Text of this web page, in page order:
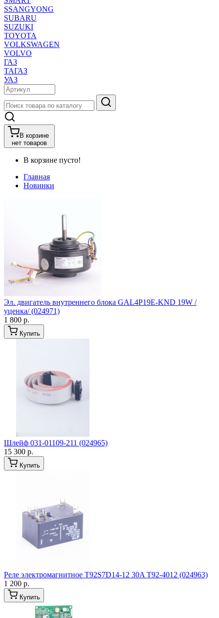
SSANGYONG
SUBARU
SUZUKI
TOYOTA
VOLKSWAGEN
VOLVO
ГАЗ
ТАГАЗ
УАЗ
В корзине
нет товаров
В корзине пусто!
Главная
Новинки
Эл. двигатель внутреннего блока GAL4P19E-KND 19W /
уценка/ (024971)
1 800 р.
Купить
Шлейф 031-01109-211 (024965)
15 300 р.
Купить
Реле электромагнитное T92S7D14-12 30A T92-4012 (024963)
1 200 р.
Купить